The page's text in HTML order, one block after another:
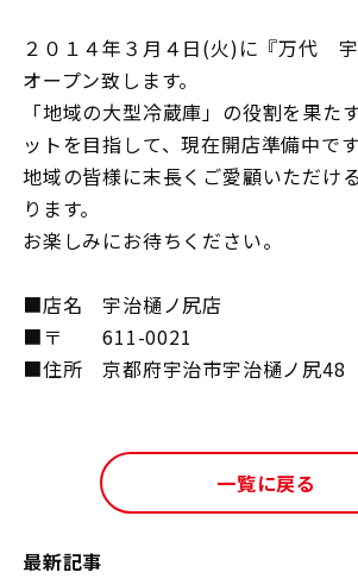
２０１４年３月４日(火)に『万代
オープン致します。
「地域の大型冷蔵庫」の役割を果た
ットを目指して、現在開店準備中です
地域の皆様に末長くご愛顧いただけ
ります。
お楽しみにお待ちください。
■店名 宇治樋ノ尻店
■〒 611-0021
■住所 京都府宇治市宇治樋ノ尻48
一覧に戻る
最新記事